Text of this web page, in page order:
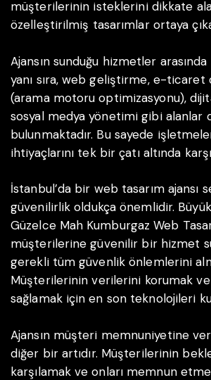
müşterilerinin isteklerini dikkate
özelleştirilmiş tasarımlar ortaya
Ajansın sunduğu hizmetler arasında
yanı sıra, web geliştirme, e-ticaret
(arama motoru optimizasyonu),
sosyal medya yönetimi gibi alanlar
bulunmaktadır. Bu sayede
ihtiyaçlarını tek bir çatı altında
İstanbul’da bir web tasarım ajansı
güvenilirlik oldukça önemlidir.
Güzelce Mah Kumburgaz Web
müşterilerine güvenilir bir hizmet
gerekli tüm güvenlik önlemlerini
Müşterilerinin verilerini korumak
sağlamak için en son teknolojileri
Ajansın müşteri memnuniyetine
diğer bir artıdır. Müşterilerinin
karşılamak ve onları memnun